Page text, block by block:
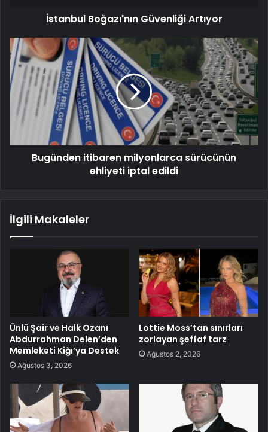
İstanbul Boğazı'nın Güvenliği Artıyor
Bugünden itibaren milyonlarca sürücünün
ehliyeti iptal edildi
İlgili Makaleler
Ünlü Şair ve Halk Ozanı
Abdurrahman Delen’den
Memleketi Kiğı’ya Destek
Ağustos 3, 2026
Lottie Moss’tan sınırları
zorlayan şeffaf tarz
Ağustos 2, 2026